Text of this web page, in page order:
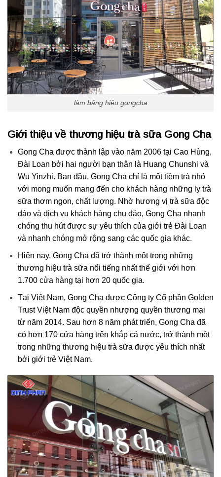
làm bảng hiệu gongcha
Giới thiệu về thương hiệu trà sữa Gong Cha
Gong Cha được thành lập vào năm 2006 tại Cao Hùng,
Đài Loan bởi hai người bạn thân là Huang Chunshi và
Wu Yinzhi. Ban đầu, Gong Cha chỉ là một tiệm trà nhỏ
với mong muốn mang đến cho khách hàng những ly trà
sữa thơm ngon, chất lượng. Nhờ hương vị trà sữa độc
đáo và dịch vụ khách hàng chu đáo, Gong Cha nhanh
chóng thu hút được sự yêu thích của giới trẻ Đài Loan
và nhanh chóng mở rộng sang các quốc gia khác.
Hiện nay, Gong Cha đã trở thành một trong những
thương hiệu trà sữa nổi tiếng nhất thế giới với hơn
1.700 cửa hàng tại hơn 20 quốc gia.
Tại Việt Nam, Gong Cha được Công ty Cổ phần Golden
Trust Việt Nam độc quyền nhượng quyền thương mại
từ năm 2014. Sau hơn 8 năm phát triển, Gong Cha đã
có hơn 170 cửa hàng trên khắp cả nước, trở thành một
trong những thương hiệu trà sữa được yêu thích nhất
bởi giới trẻ Việt Nam.